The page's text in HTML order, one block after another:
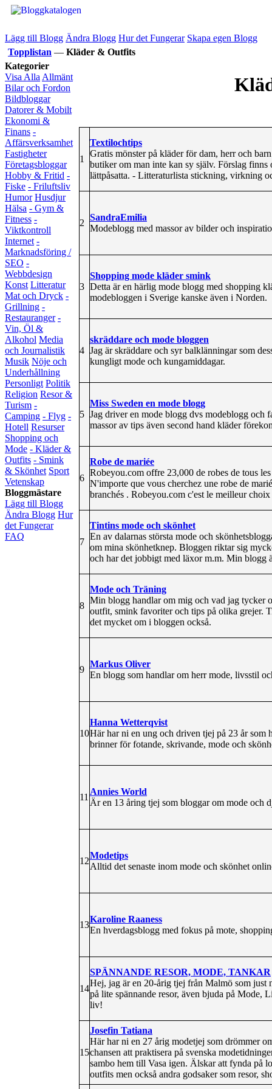
Lägg till Blogg Ändra Blogg Hur det Fungerar Skapa egen Blogg
Topplistan — Kläder & Outfits
Kategorier
Visa Alla Allmänt
Bilar och Fordon
Bildbloggar
Datorer & Mobilt
Ekonomi &
Finans -
Affärsverksamhet
Fastigheter
Företagsbloggar
Hobby & Fritid -
Fiske - Friluftsliv
Humor Husdjur
Hälsa - Gym &
Fitness -
Viktkontroll
Internet -
Marknadsföring /
SEO -
Webbdesign
Konst Litteratur
Mat och Dryck -
Grillning -
Restauranger -
Vin, Öl &
Alkohol Media
och Journalistik
Musik Nöje och
Underhållning
Personligt Politik
Religion Resor &
Turism -
Camping - Flyg -
Hotell Resurser
Shopping och
Mode - Kläder &
Outfits - Smink
& Skönhet Sport
Vetenskap
Bloggmästare
Lägg till Blogg
Ändra Blogg Hur
det Fungerar
FAQ
1
Textilochtips
Gratis mönster på kläder för dam, herr och
butiker om man inte kan sy själv. Förslag
lättpåsatta. - Litteraturlista stickning, virkning
2
SandraEmilia
Modeblogg med massor av bilder och
3
Shopping mode kläder smink
Detta är en härlig mode blogg med shopping
modebloggen i Sverige kanske även i Norden.
4
skräddare och mode bloggen
Jag är skräddare och syr balklänningar som
kungligt mode och kungamiddagar.
5
Miss Sweden en mode blogg
Jag driver en mode blogg dvs modeblogg och
massor av tips även second hand kläder
6
Robe de mariée
Robeyou.com offre 23,000 de robes de tous
N'importe que vous cherchez une robe de
branchés . Robeyou.com c'est le meilleur
7
Tintins mode och skönhet
En av dalarnas största mode och
om mina skönhetknep. Bloggen riktar sig
och har det jobbigt med läxor m.m. Min blogg
8
Mode och Träning
Min blogg handlar om mig och vad jag tycker
outfit, smink favoriter och tips på olika grejer.
det mycket om i bloggen också.
9
Markus Oliver
En blogg som handlar om herr mode, livsstil
10
Hanna Wetterqvist
Här har ni en ung och driven tjej på 23 år som
brinner för fotande, skrivande, mode och
11
Annies World
Är en 13 åring tjej som bloggar om mode och
12
Modetips
Alltid det senaste inom mode och skönhet
13
Karoline Raaness
En hverdagsblogg med fokus på mote,
14
SPÄNNANDE RESOR, MODE, TANKAR
Hej, jag är en 20-årig tjej från Malmö som
på lite spännande resor, även bjuda på
liv!
15
Josefin Tatiana
Här har ni en 27 årig modetjej som drömmer
chansen att praktisera på svenska
sambo hem till Vasa igen. Älskar att fynda på
outfits men också andra godsaker som resor,